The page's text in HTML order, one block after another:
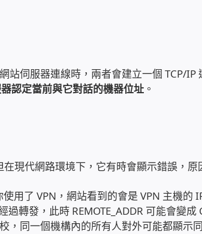
站伺服器連線時，兩者會建立一個 TCP/IP
認定當前與它對話的機器位址。
現代網路環境下，它有時會顯示錯誤，原
用了 VPN，網站看到的會是 VPN 主機的
過轉發，此時 REMOTE_ADDR 可能會變成
，同一個機構內的所有人對外可能都顯示